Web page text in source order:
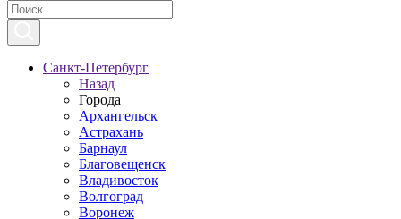
Санкт-Петербург
Назад
Города
Архангельск
Астрахань
Барнаул
Благовещенск
Владивосток
Волгоград
Воронеж